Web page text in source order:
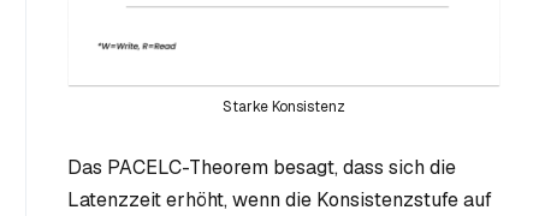
Starke Konsistenz
Das PACELC-Theorem besagt, dass sich die
Latenzzeit erhöht, wenn die Konsistenzstufe auf